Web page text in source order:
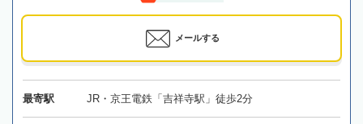
メールする
最寄駅 JR・京王電鉄「吉祥寺駅」徒歩2分